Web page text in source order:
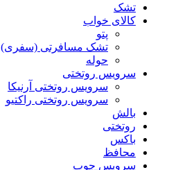
تشک
کالای خواب
پتو
تشک مسافرتی (سفری)
حوله
سرویس روتختی
سرویس روتختی آرنیکا
سرویس روتختی راکتیو
بالش
روتختی
باکس
محافظ
سرویس چوب